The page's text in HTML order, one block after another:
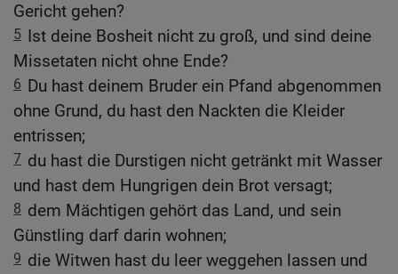
Gericht gehen?
5 Ist deine Bosheit nicht zu groß, und sind deine
Missetaten nicht ohne Ende?
6 Du hast deinem Bruder ein Pfand abgenommen
ohne Grund, du hast den Nackten die Kleider
entrissen;
7 du hast die Durstigen nicht getränkt mit Wasser
und hast dem Hungrigen dein Brot versagt;
8 dem Mächtigen gehört das Land, und sein
Günstling darf darin wohnen;
9 die Witwen hast du leer weggehen lassen und